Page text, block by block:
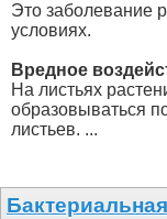
Это заболевание
условиях.
Вредное
На листьях
образовываться
листьев. ...